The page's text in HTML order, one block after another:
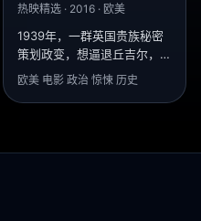
热映精选 · 2016 · 欧美
1939年，一群英国贵族秘密
策划政变，想逼退丘吉尔，与
希特勒和谈。
欧美 电影 政治 惊悚 历史